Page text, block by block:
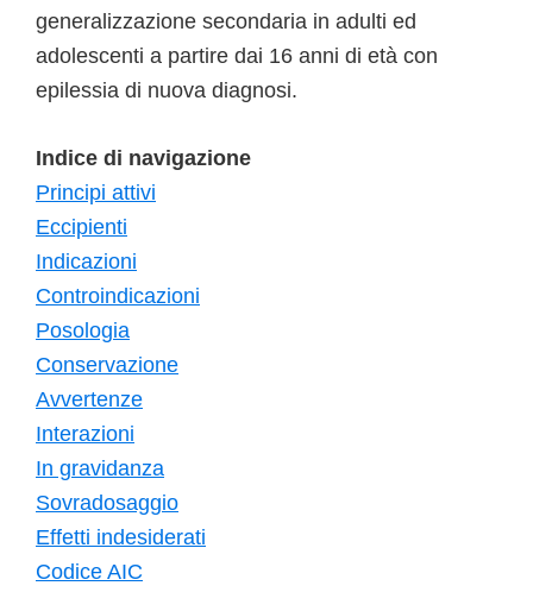
generalizzazione secondaria in adulti ed
adolescenti a partire dai 16 anni di età con
epilessia di nuova diagnosi.
Indice di navigazione
Principi attivi
Eccipienti
Indicazioni
Controindicazioni
Posologia
Conservazione
Avvertenze
Interazioni
In gravidanza
Sovradosaggio
Effetti indesiderati
Codice AIC